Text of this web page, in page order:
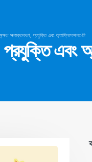
সনাক্তকরণ, প্রযুক্তি এবং অ্যাপ্লিকেশনগুলি
এবং